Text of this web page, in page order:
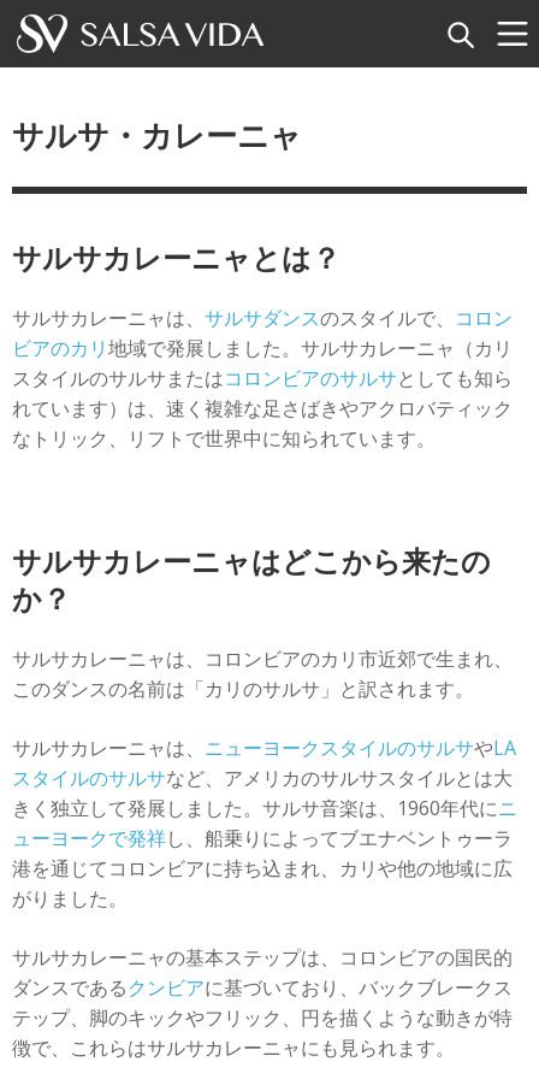
イベント
記事
動画
サルサ用語集
ショップ
+ イベントを追加
サルサ・カレーニャ
サルサカレーニャとは？
サルサカレーニャは、 サルサダンスのスタイルで、 コロン
ビアのカリ地域で発展しました。サルサカレーニャ（カリ
スタイルのサルサまたはコロンビアのサルサとしても知ら
れています）は、速く複雑な足さばきやアクロバティック
なトリック、リフトで世界中に知られています。
サルサカレーニャはどこから来たの
か？
サルサカレーニャは、コロンビアのカリ市近郊で生まれ、
このダンスの名前は「カリのサルサ」と訳されます。
サルサカレーニャは、 ニューヨークスタイルのサルサやLA
スタイルのサルサなど、アメリカのサルサスタイルとは大
きく独立して発展しました。サルサ音楽は、1960年代にニ
ューヨークで発祥し、船乗りによってブエナベントゥーラ
港を通じてコロンビアに持ち込まれ、カリや他の地域に広
がりました。
サルサカレーニャの基本ステップは、コロンビアの国民的
ダンスであるクンビアに基づいており、バックブレークス
テップ、脚のキックやフリック、円を描くような動きが特
徴で、これらはサルサカレーニャにも見られます。